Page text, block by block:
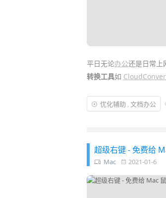
平日无论办公还是日常上
转换工具如
在线工具一般会限制文件
装一堆转换工具，那么就
优化辅助 ,文档办公
超级右键 - 免费给
Mac 2021-01-6